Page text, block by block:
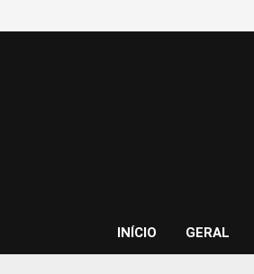
INÍCIO GERAL